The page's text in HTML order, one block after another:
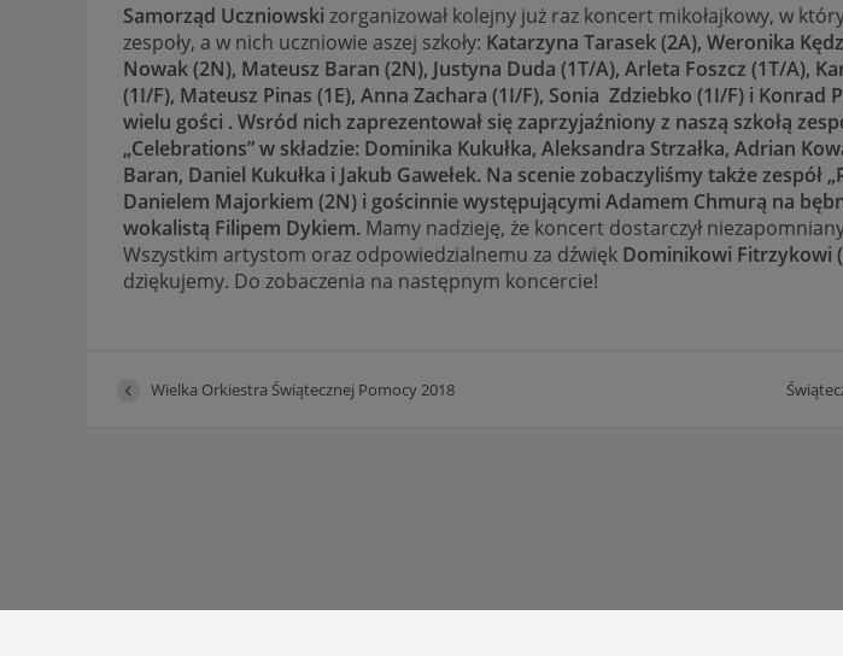
Samorząd Uczniowski zorganizował kolejny już raz koncert mikołajkowy, w
zespoły, a w nich uczniowie aszej szkoły: Katarzyna Tarasek (2A), Weronika
Nowak (2N), Mateusz Baran (2N), Justyna Duda (1T/A), Arleta Foszcz (1T/A),
(1I/F), Mateusz Pinas (1E), Anna Zachara (1I/F), Sonia Zdziebko (1I/F) i Konrad
wielu gości . Wsród nich zaprezentował się zaprzyjaźniony z naszą szkołą
„Celebrations” w składzie: Dominika Kukułka, Aleksandra Strzałka, Adrian
Baran, Daniel Kukułka i Jakub Gawełek. Na scenie zobaczyliśmy także zespół
Danielem Majorkiem (2N) i gościnnie występującymi Adamem Chmurą na
wokalistą Filipem Dykiem. Mamy nadzieję, że koncert dostarczył
Wszystkim artystom oraz odpowiedzialnemu za dźwięk Dominikowi Fitrzykowi
dziękujemy. Do zobaczenia na następnym koncercie!
Wielka Orkiestra Świątecznej Pomocy 2018